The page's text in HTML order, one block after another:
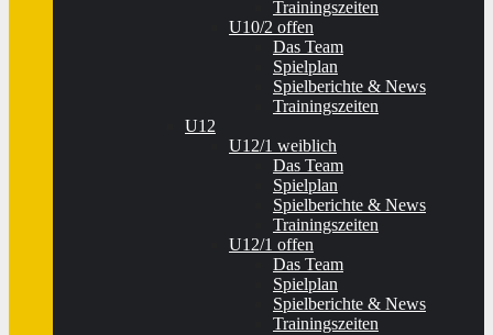
Trainingszeiten
U10/2 offen
Das Team
Spielplan
Spielberichte & News
Trainingszeiten
U12
U12/1 weiblich
Das Team
Spielplan
Spielberichte & News
Trainingszeiten
U12/1 offen
Das Team
Spielplan
Spielberichte & News
Trainingszeiten